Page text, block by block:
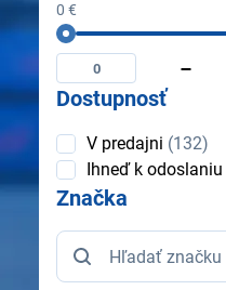
0 €
Cena
Minimální
cena
Maximální
cena
Dostupnosť
Dostupnosť
V predajni (132)
Ihneď k odoslaniu
Značka
Značka